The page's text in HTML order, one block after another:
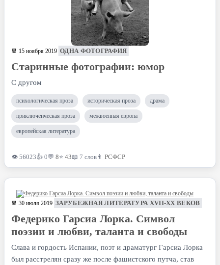
📆 15 ноября 2019 ОДНА ФОТОГРАФИЯ
Старинные фотографии: юмор
С другом
психологическая проза историческая проза драма
приключенческая проза межвоенная европа
европейская литература
👁 56023👍 0💬 8⭐ 43📖 7 слов 👨 РСФСР
📆 30 июля 2019 ЗАРУБЕЖНАЯ ЛИТЕРАТУРА XVII-XX ВЕКОВ
Федерико Гарсиа Лорка. Cим­вол
поэзии и любви, таланта и свободы
Слава и гордость Испании, поэт и драматург Гарсиа Лорка
был расстрелян сразу же после фашистского путча, став